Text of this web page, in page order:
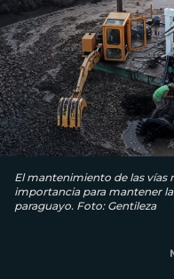
El mantenimiento de las vías
importancia para mantener
paraguayo. Foto: Gentileza